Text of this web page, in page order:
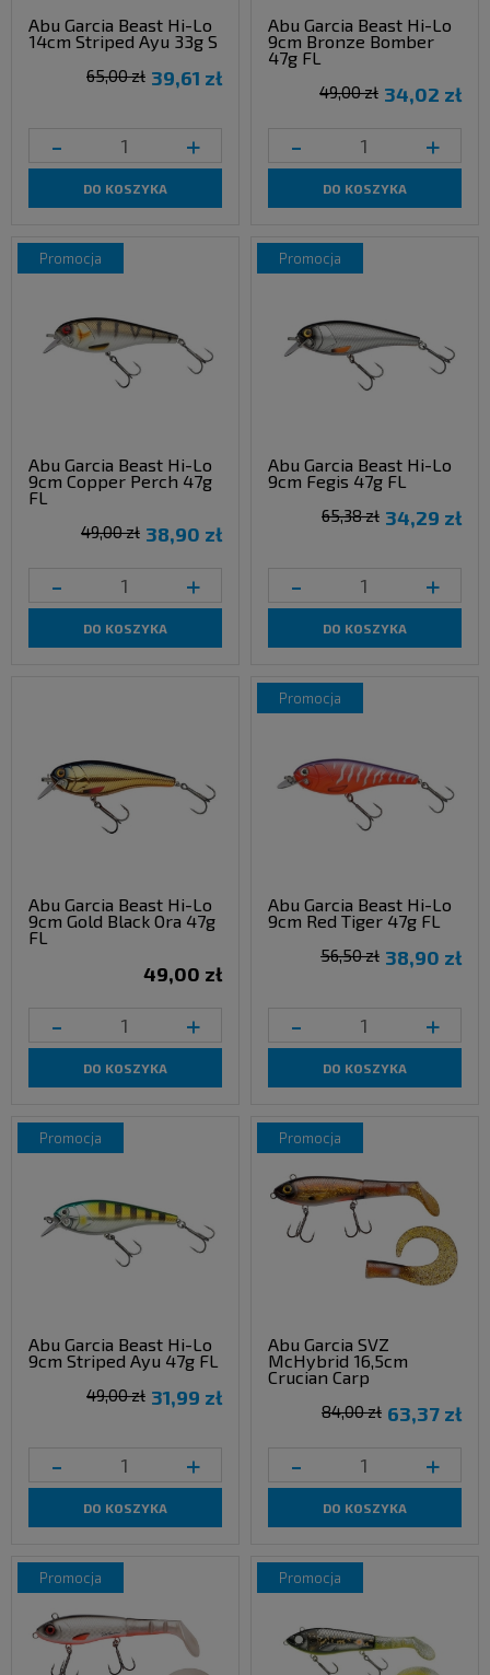
Abu Garcia Beast Hi-Lo
14cm Striped Ayu 33g S
39,61 zł
65,00 zł
- +
DO KOSZYKA
Abu Garcia Beast Hi-Lo
9cm Bronze Bomber
47g FL
34,02 zł
49,00 zł
- +
DO KOSZYKA
Abu Garcia Beast Hi-Lo
9cm Copper Perch 47g
FL
38,90 zł
49,00 zł
- +
DO KOSZYKA
promocja
Abu Garcia Beast Hi-Lo
9cm Fegis 47g FL
34,29 zł
65,38 zł
- +
DO KOSZYKA
promocja
Abu Garcia Beast Hi-Lo
9cm Gold Black Ora 47g
FL
49,00 zł
- +
DO KOSZYKA
Abu Garcia Beast Hi-Lo
9cm Red Tiger 47g FL
38,90 zł
56,50 zł
- +
DO KOSZYKA
promocja
Abu Garcia Beast Hi-Lo
9cm Striped Ayu 47g FL
31,99 zł
49,00 zł
- +
DO KOSZYKA
promocja
Abu Garcia SVZ
McHybrid 16,5cm
Crucian Carp
63,37 zł
84,00 zł
- +
DO KOSZYKA
promocja
promocja promocja